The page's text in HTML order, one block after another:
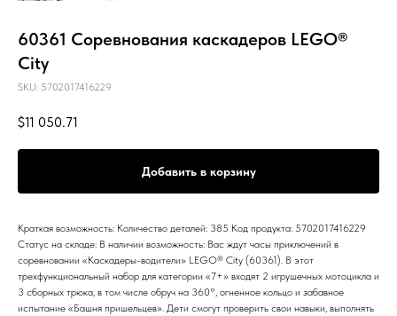
60361 Соревнования каскадеров LEGO®
City
SKU: 5702017416229
$11 050.71
Добавить в корзину
Краткая возможность: Количество деталей: 385 Код продукта: 5702017416229
Статус на складе: В наличии возможность: Вас ждут часы приключений в
соревновании «Каскадеры-водители» LEGO® City (60361). В этот
трехфункциональный набор для категории «7+» входят 2 игрушечных мотоцикла и
3 сборных трюка, в том числе обруч на 360°, огненное кольцо и забавное
испытание «Башня пришельцев». Дети смогут проверить свои навыки, выполнять